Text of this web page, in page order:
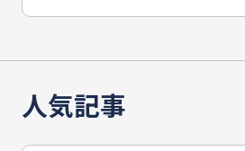
人気記事